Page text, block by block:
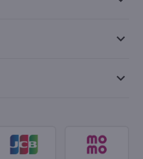
keyboard_arrow_down
keyboard_arrow_down